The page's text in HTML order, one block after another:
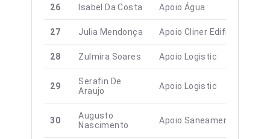
26 Isabel Da Costa Apoio Água
27 Julia Mendonça Apoio Cliner Edifisiu
28 Zulmira Soares Apoio Logistic
29
Serafin De
Araujo
Apoio Logistic
30
Augusto
Nascimento
Apoio Saneamento